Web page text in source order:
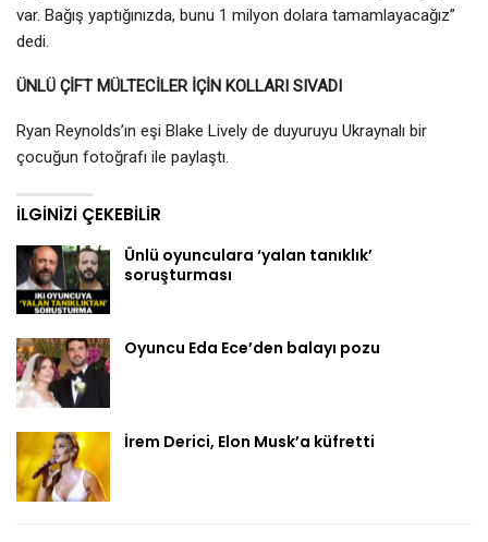
var. Bağış yaptığınızda, bunu 1 milyon dolara tamamlayacağız”
dedi.
ÜNLÜ ÇİFT MÜLTECİLER İÇİN KOLLARI SIVADI
Ryan Reynolds’ın eşi Blake Lively de duyuruyu Ukraynalı bir
çocuğun fotoğrafı ile paylaştı.
İLGINIZI ÇEKEBILIR
Ünlü oyunculara ‘yalan tanıklık’
soruşturması
Oyuncu Eda Ece’den balayı pozu
İrem Derici, Elon Musk’a küfretti